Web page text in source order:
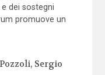
dei sostegni
promuove un
Sergio